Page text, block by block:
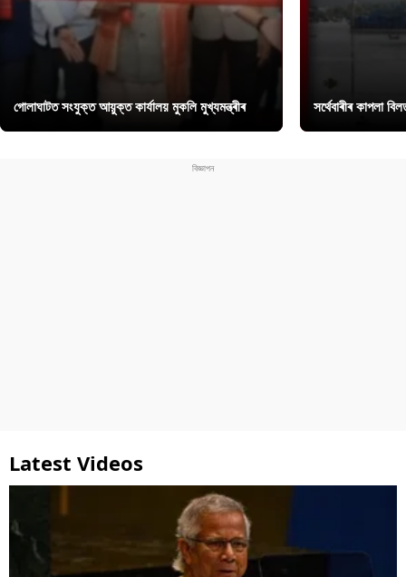
গোলাঘাটত সংযুক্ত আয়ুক্ত কাৰ্যালয় মুকলি মুখ্যমন্ত্ৰীৰ সৰ্থেবাৰীৰ কাপলা
Latest Videos